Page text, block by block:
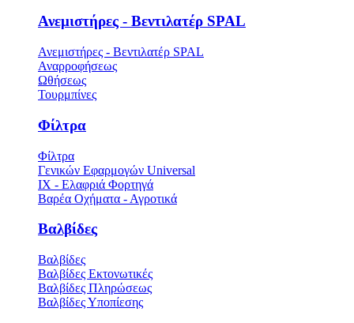
Ανεμιστήρες - Βεντιλατέρ SPAL
Ανεμιστήρες - Βεντιλατέρ SPAL
Αναρροφήσεως
Ωθήσεως
Τουρμπίνες
Φίλτρα
Φίλτρα
Γενικών Εφαρμογών Universal
ΙΧ - Ελαφριά Φορτηγά
Βαρέα Οχήματα - Αγροτικά
Βαλβίδες
Βαλβίδες
Βαλβίδες Εκτονωτικές
Βαλβίδες Πληρώσεως
Βαλβίδες Υποπίεσης